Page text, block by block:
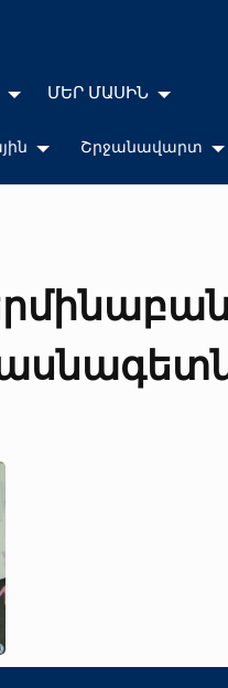
ՄԵՐ ՄԱՍԻՆ
Շրջանավարտ